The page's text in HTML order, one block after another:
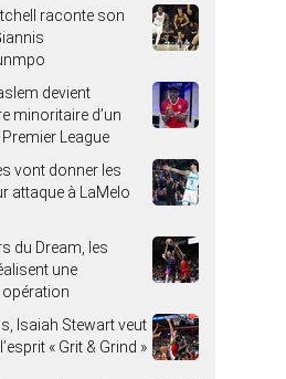
raconte son
devient
minoritaire d’un
League
vont donner les
attaque à LaMelo
du Dream, les
une
opération
Isaiah Stewart veut
« Grit & Grind »